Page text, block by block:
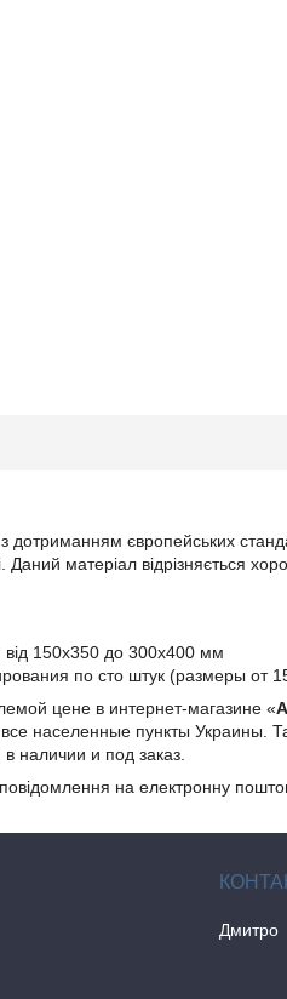
європейських
Даний матеріал відрізняється
від 150х350 до 300х400 мм
по сто штук (размеры от
цене в интернет-магазине «
населенные пункты Украины.
наличии и под заказ.
на електронну
Дмитро